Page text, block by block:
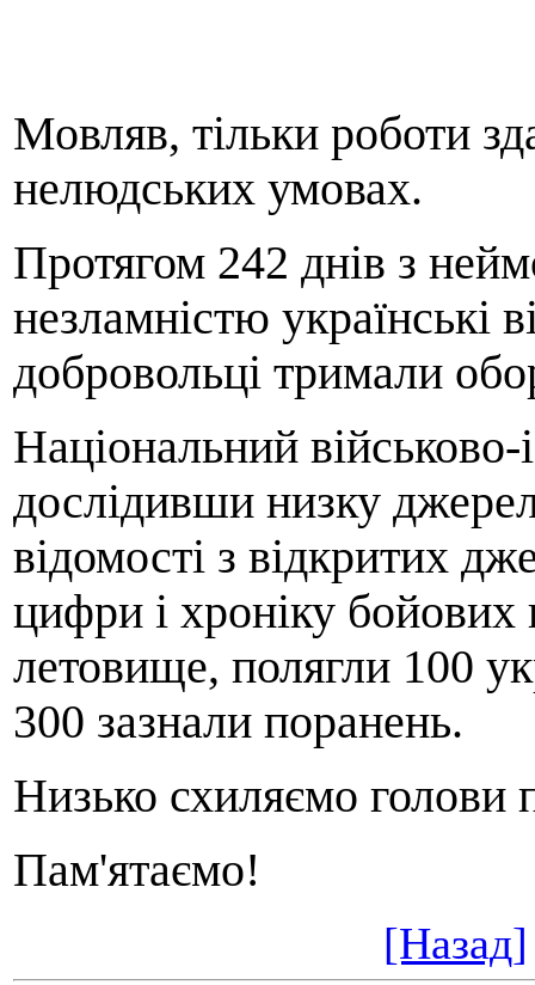
Мовляв, тільки роботи
нелюдських умовах.
Протягом 242 днів з
незламністю українські
добровольці тримали
Національний
дослідивши низку
відомості з відкритих
цифри і хроніку
летовище, полягли 100
300 зазнали поранень.
Низько схиляємо
Пам'ятаємо!
[Назад]